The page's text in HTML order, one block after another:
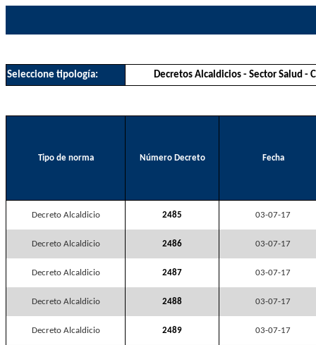
Seleccione tipología: Decretos Alcaldicios - Sector Salud -
Tipo de norma Número Decreto Fecha
Decreto Alcaldicio 2485 03-07-17
Decreto Alcaldicio 2486 03-07-17
Decreto Alcaldicio 2487 03-07-17
Decreto Alcaldicio 2488 03-07-17
Decreto Alcaldicio 2489 03-07-17